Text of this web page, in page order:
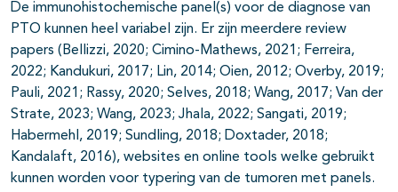
De immunohistochemische panel(s) voor de diagnose van
PTO kunnen heel variabel zijn. Er zijn meerdere review
papers (Bellizzi, 2020; Cimino-Mathews, 2021; Ferreira,
2022; Kandukuri, 2017; Lin, 2014; Oien, 2012; Overby, 2019;
Pauli, 2021; Rassy, 2020; Selves, 2018; Wang, 2017; Van der
Strate, 2023; Wang, 2023; Jhala, 2022; Sangati, 2019;
Habermehl, 2019; Sundling, 2018; Doxtader, 2018;
Kandalaft, 2016), websites en online tools welke gebruikt
kunnen worden voor typering van de tumoren met panels.